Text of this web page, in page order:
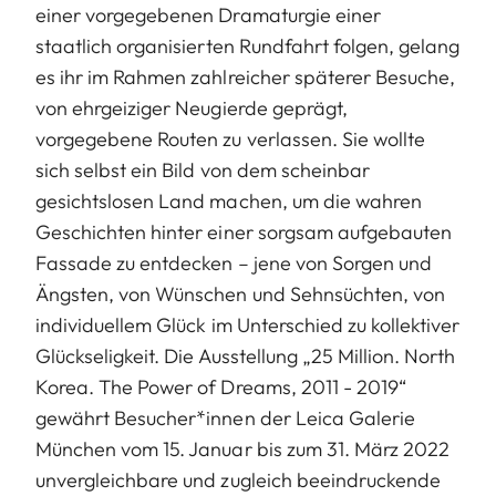
einer vorgegebenen Dramaturgie einer
staatlich organisierten Rundfahrt folgen, gelang
es ihr im Rahmen zahlreicher späterer Besuche,
von ehrgeiziger Neugierde geprägt,
vorgegebene Routen zu verlassen. Sie wollte
sich selbst ein Bild von dem scheinbar
gesichtslosen Land machen, um die wahren
Geschichten hinter einer sorgsam aufgebauten
Fassade zu entdecken – jene von Sorgen und
Ängsten, von Wünschen und Sehnsüchten, von
individuellem Glück im Unterschied zu kollektiver
Glückseligkeit. Die Ausstellung „25 Million. North
Korea. The Power of Dreams, 2011 - 2019“
gewährt Besucher*innen der Leica Galerie
München vom 15. Januar bis zum 31. März 2022
unvergleichbare und zugleich beeindruckende